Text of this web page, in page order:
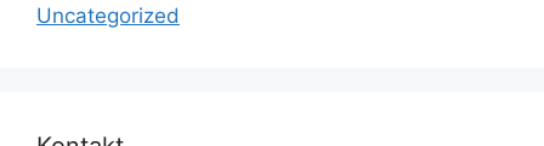
Uncategorized